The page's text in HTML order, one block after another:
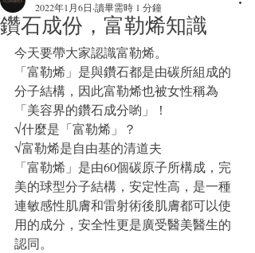
鑽石成份，富勒烯知識
2022年1月6日 讀畢需時 1 分鐘
今天要帶大家認識富勒烯。
「富勒烯」是與鑽石都是由碳所組成的
分子結構，因此富勒烯也被女性稱為
「美容界的鑽石成分喲」！
√什麼是「富勒烯」？
√富勒烯是自由基的清道夫
「富勒烯」是由60個碳原子所構成，完
美的球型分子結構，安定性高，是一種
連敏感性肌膚和雷射術後肌膚都可以使
用的成分，安全性更是廣受醫美醫生的
認同。